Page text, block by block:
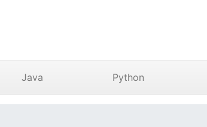
Java Python